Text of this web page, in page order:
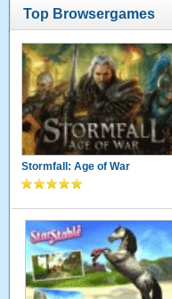
Top Browsergames
Stormfall: Age of War